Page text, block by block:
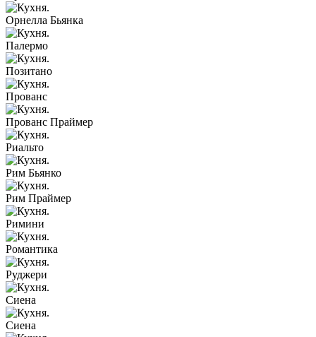
Орнелла Бьянка
Палермо
Позитано
Прованс
Прованс Праймер
Риальто
Рим Бьянко
Рим Праймер
Римини
Романтика
Руджери
Сиена
Сиена